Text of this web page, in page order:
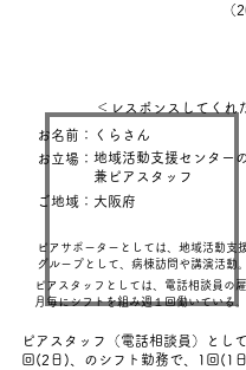
（
ピアスタッフ（電話相談員）とし
回(2日)、のシフト勤務で、1回(1
＜レスポンスしてくれ
お名前：くらさん
お立場： 地域活動支援センター
兼ピアスタッフ
ご地域：大阪府
ピアサポーターとしては、地域活動支
グループとして、病棟訪問や講演活動。
ピアスタッフとしては、電話相談員の
月毎にシフトを組み週１回働いている。